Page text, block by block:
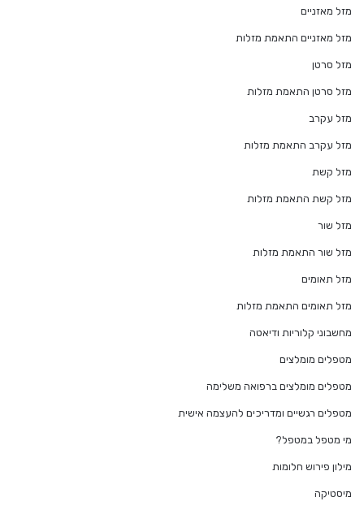
מזל מאזניים
מזל מאזניים התאמת מזלות
מזל סרטן
מזל סרטן התאמת מזלות
מזל עקרב
מזל עקרב התאמת מזלות
מזל קשת
מזל קשת התאמת מזלות
מזל שור
מזל שור התאמת מזלות
מזל תאומים
מזל תאומים התאמת מזלות
מחשבוני קלוריות ודיאטה
מטפלים מומלצים
מטפלים מומלצים ברפואה משלימה
מטפלים רגשיים ומדריכים להעצמה אישית
מי מטפל במטפל?
מילון פירוש חלומות
מיסטיקה